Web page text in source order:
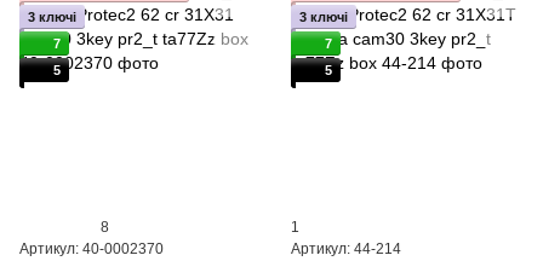
3 ключі
7
5
8
Артикул: 40-0002370
3 ключі
7
5
1
Артикул: 44-214